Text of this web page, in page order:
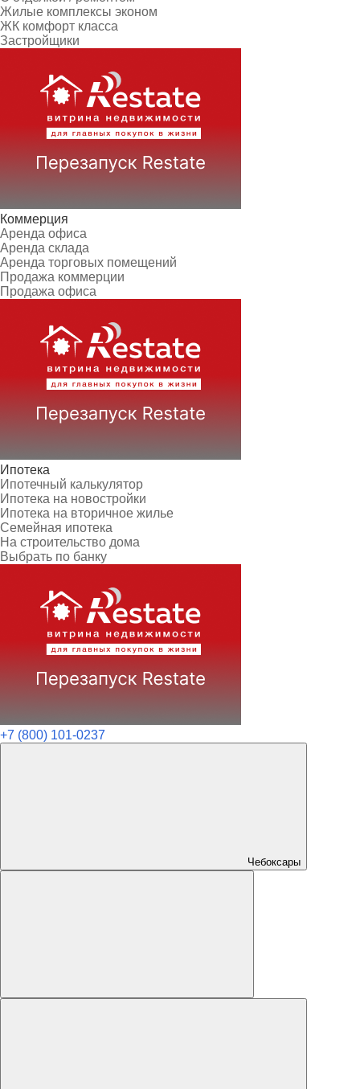
Жилые комплексы эконом
ЖК комфорт класса
Застройщики
Коммерция
Аренда офиса
Аренда склада
Аренда торговых помещений
Продажа коммерции
Продажа офиса
Ипотека
Ипотечный калькулятор
Ипотека на новостройки
Ипотека на вторичное жилье
Семейная ипотека
На строительство дома
Выбрать по банку
+7 (800) 101-0237
Чебоксары